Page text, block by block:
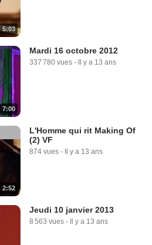
5:03
7:00
Mardi 16 octobre 2012
337 780 vues - Il y a 13 ans
2:52
L'Homme qui rit Making Of
(2) VF
874 vues - Il y a 13 ans
Jeudi 10 janvier 2013
8 563 vues - Il y a 13 ans